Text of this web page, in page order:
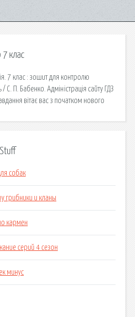
7 клас
7 клас : зошит для контролю
С. П. Бабенко. Адміністрація сайту ГДЗ
вітає вас з початком нового
собак
грибники и кланы
кармен
серий 4 сезон
минус